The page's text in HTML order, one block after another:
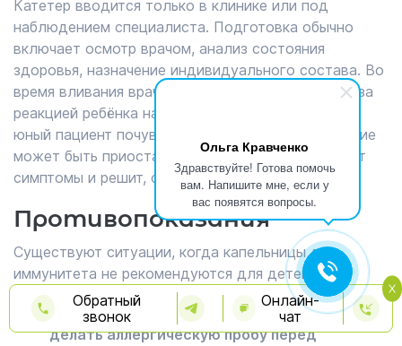
Ольга Кравченко
Здравствуйте! Готова помочь
вам. Напишите мне, если у
вас появятся вопросы.
Катетер вводится только в клинике или под
наблюдением специалиста. Подготовка обычно
включает осмотр врачом, анализ состояния
здоровья, назначение индивидуального состава. Во
время вливания врач или медсестра наблюдает за
реакцией ребёнка на введение препарата. Если
юный пациент почувствует недомогание, вливание
может быть приостановлено. Специалист снимет
симптомы и решит, стоит ли продолжать.
Противопоказания
Существуют ситуации, когда капельницы для
иммунитета не рекомендуются для детей.
Аллергия на компоненты. Всегда нужно
делать аллергическую пробу перед
Обратный
звонок
Онлайн-
чат